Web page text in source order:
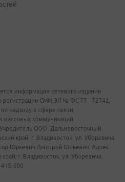
информация сетевого издания
регистрации СМИ ЭЛ № ФС 77 - 72742,
надзору в сфере связи,
массовых коммуникаций
ООО "Дальневосточный
край, г. Владивосток, ул. Уборевича,
Юркевич Дмитрий Юрьевич. Адрес
г. Владивосток, ул. Уборевича,
600.